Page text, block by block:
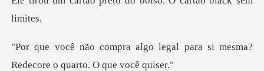
legal para si mesma?
Redecor